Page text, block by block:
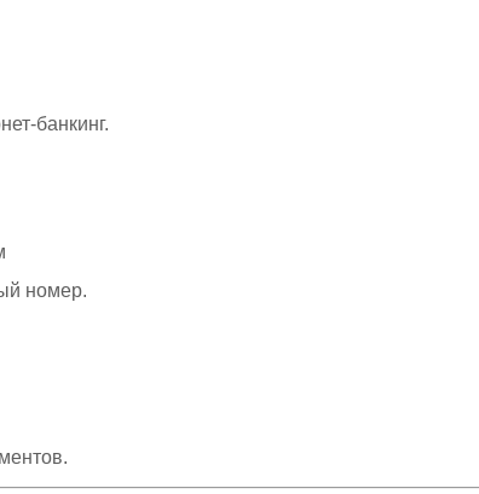
банкинг.
номер.